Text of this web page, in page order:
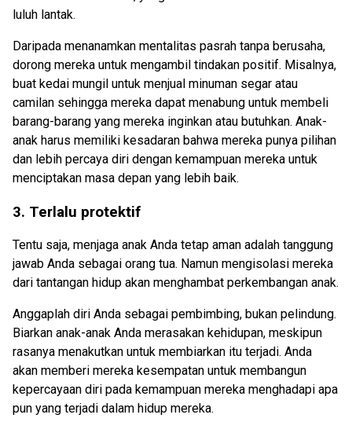
luluh lantak.
Daripada menanamkan mentalitas pasrah tanpa berusaha,
dorong mereka untuk mengambil tindakan positif. Misalnya,
buat kedai mungil untuk menjual minuman segar atau
camilan sehingga mereka dapat menabung untuk membeli
barang-barang yang mereka inginkan atau butuhkan. Anak-
anak harus memiliki kesadaran bahwa mereka punya pilihan
dan lebih percaya diri dengan kemampuan mereka untuk
menciptakan masa depan yang lebih baik.
3. Terlalu protektif
Tentu saja, menjaga anak Anda tetap aman adalah tanggung
jawab Anda sebagai orang tua. Namun mengisolasi mereka
dari tantangan hidup akan menghambat perkembangan anak.
Anggaplah diri Anda sebagai pembimbing, bukan pelindung.
Biarkan anak-anak Anda merasakan kehidupan, meskipun
rasanya menakutkan untuk membiarkan itu terjadi. Anda
akan memberi mereka kesempatan untuk membangun
kepercayaan diri pada kemampuan mereka menghadapi apa
pun yang terjadi dalam hidup mereka.